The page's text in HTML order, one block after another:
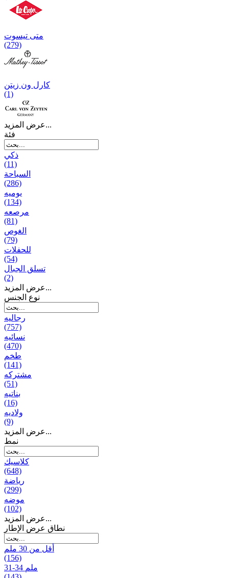
متی تیسوت
(279)
کارل ون زیتن
(1)
عرض المزيد...
فئة
ذكي
(11)
السباحة
(286)
يومیه
(134)
مرصعه
(81)
الغوص
(79)
للحفلات
(54)
تسلق الجبال
(2)
عرض المزيد...
نوع الجنس
رجالیه
(757)
نسائیه
(470)
طخم
(141)
مشتركه
(51)
بناتیه
(16)
ولادیه
(9)
عرض المزيد...
نمط
كلاسيك
(648)
رياضة
(299)
موضه
(102)
عرض المزيد...
نطاق عرض الإطار
أقل من 30 ملم
(156)
31-34 ملم